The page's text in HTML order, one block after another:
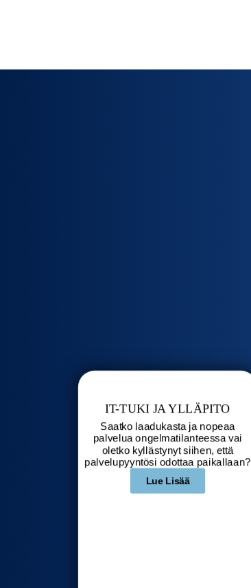
IT-TUKI JA YLLÄPITO
Saatko laadukasta ja nopeaa
palvelua ongelmatilanteessa vai
oletko kyllästynyt siihen, että
palvelupyyntösi odottaa paikallaan?
Lue Lisää